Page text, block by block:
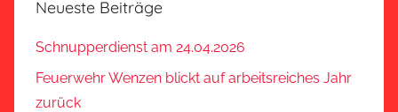
Neueste Beiträge
Schnupperdienst am 24.04.2026
Feuerwehr Wenzen blickt auf arbeitsreiches Jahr
zurück